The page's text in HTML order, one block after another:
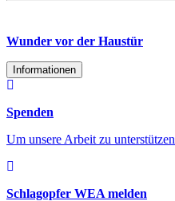
Wunder vor der Haustür
Informationen
Spenden
Um unsere Arbeit zu unterstützen
Schlagopfer WEA melden